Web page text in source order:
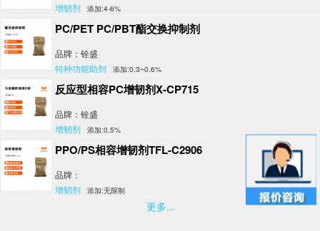
增韧剂 添加:4-6%
PC/PET PC/PBT酯交换抑制剂
品牌：铨盛
特种功能助剂 添加:0.3~0.6%
反应型相容PC增韧剂X-CP715
品牌：铨盛
增韧剂 添加:0.5%
PPO/PS相容增韧剂TFL-C2906
品牌：
增韧剂 添加:无限制
更多...